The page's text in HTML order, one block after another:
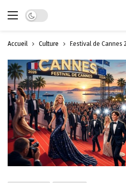
Dark mode
Accueil Culture Festival de Cannes